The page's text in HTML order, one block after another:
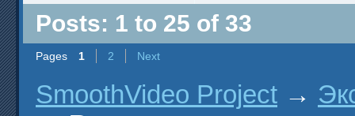
Posts: 1 to 25 of 33
Pages 1 2 Next
SmoothVideo Project →